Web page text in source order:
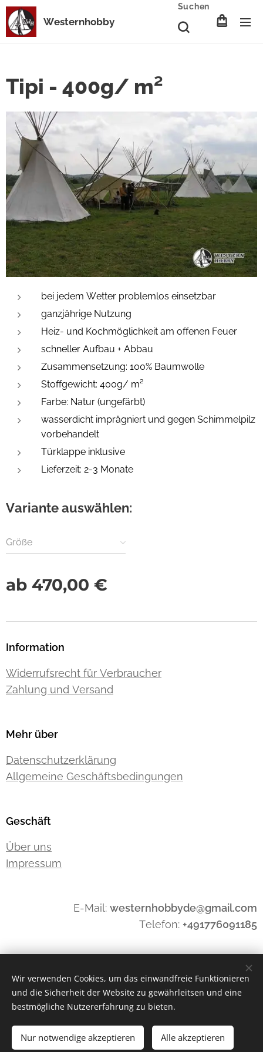
Westernhobby
Suchen
Tipi - 400g/ m²
bei jedem Wetter problemlos einsetzbar
ganzjährige Nutzung
Heiz- und Kochmöglichkeit am offenen Feuer
schneller Aufbau + Abbau
Zusammensetzung: 100% Baumwolle
Stoffgewicht: 400g/ m²
Farbe: Natur (ungefärbt)
wasserdicht imprägniert und gegen Schimmelpilz
vorbehandelt
Türklappe inklusive
Lieferzeit: 2-3 Monate
Variante auswählen:
Größe
ab 470,00 €
Information
Widerrufsrecht für Verbraucher
Zahlung und Versand
Mehr über
Datenschutzerklärung
Allgemeine Geschäftsbedingungen
Geschäft
Über uns
Impressum
E-Mail: westernhobbyde@gmail.com
Telefon: +491776091185
Cookies
Wir verwenden Cookies, um das einwandfreie Funktionieren
und die Sicherheit der Website zu gewährleitsen und eine
bestmögliche Nutzererfahrung zu bieten.
Nur notwendige akzeptieren Alle akzeptieren